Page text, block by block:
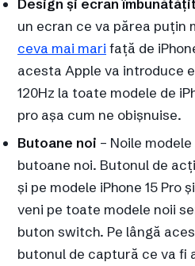
Design și ecran îmbunătățit
un ecran ce va părea puțin
ceva mai mari față de
acesta Apple va introduce
120Hz la toate modele de
pro așa cum ne obișnuise.
Butoane noi – Noile
butoane noi. Butonul de
și pe modele iPhone 15 Pro
veni pe toate modele noii
buton switch. Pe lângă
butonul de captură ce va fi